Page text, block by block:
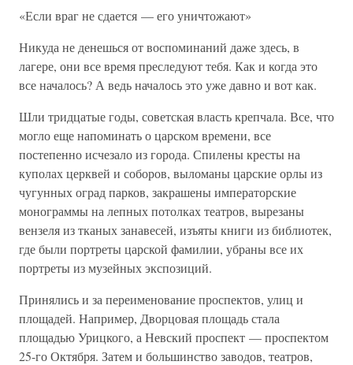
«Если враг не сдается — его уничтожают»
Никуда не денешься от воспоминаний даже здесь, в
лагере, они все время преследуют тебя. Как и когда это
все началось? А ведь началось это уже давно и вот как.
Шли тридцатые годы, советская власть крепчала. Все, что
могло еще напоминать о царском времени, все
постепенно исчезало из города. Спилены кресты на
куполах церквей и соборов, выломаны царские орлы из
чугунных оград парков, закрашены императорские
монограммы на лепных потолках театров, вырезаны
вензеля из тканых занавесей, изъяты книги из библиотек,
где были портреты царской фамилии, убраны все их
портреты из музейных экспозиций.
Принялись и за переименование проспектов, улиц и
площадей. Например, Дворцовая площадь стала
площадью Урицкого, а Невский проспект — проспектом
25-го Октября. Затем и большинство заводов, театров,